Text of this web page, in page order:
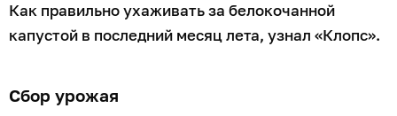
Как правильно ухаживать за белокочанной
капустой в последний месяц лета, узнал «Клопс».
Сбор урожая